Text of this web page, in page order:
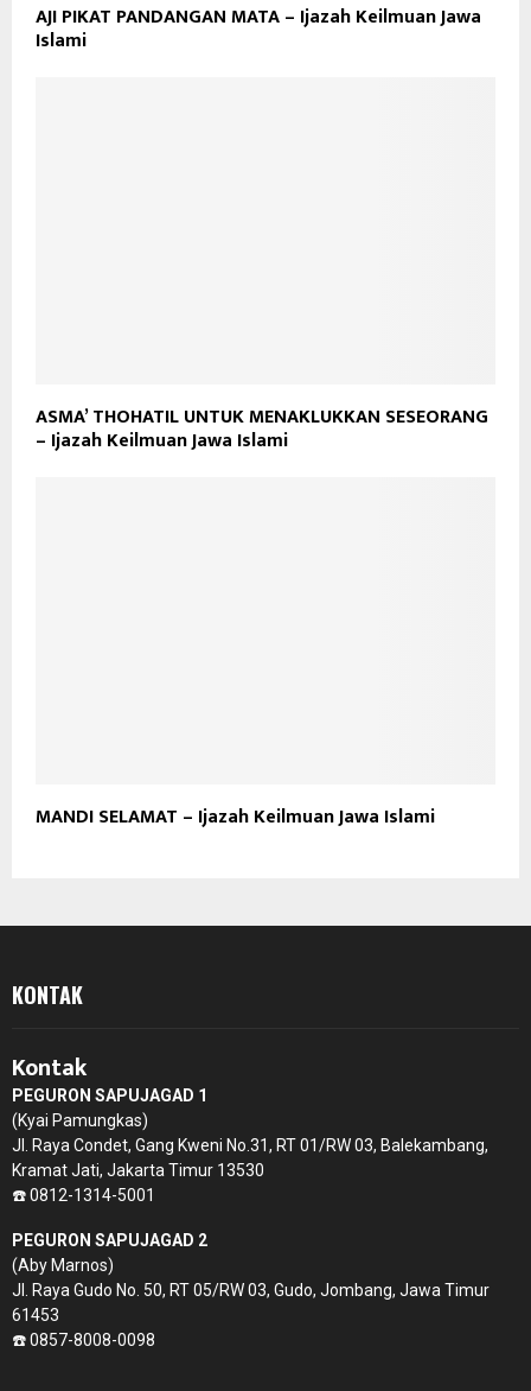
AJI PIKAT PANDANGAN MATA – Ijazah Keilmuan Jawa
Islami
ASMA’ THOHATIL UNTUK MENAKLUKKAN SESEORANG
– Ijazah Keilmuan Jawa Islami
MANDI SELAMAT – Ijazah Keilmuan Jawa Islami
KONTAK
Kontak
PEGURON SAPUJAGAD 1
(Kyai Pamungkas)
Jl. Raya Condet, Gang Kweni No.31, RT 01/RW 03, Balekambang,
Kramat Jati, Jakarta Timur 13530
☎️ 0812-1314-5001
PEGURON SAPUJAGAD 2
(Aby Marnos)
Jl. Raya Gudo No. 50, RT 05/RW 03, Gudo, Jombang, Jawa Timur
61453
☎️ 0857-8008-0098